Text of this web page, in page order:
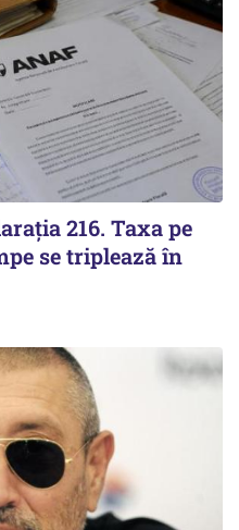
216. Taxa pe
se triplează în